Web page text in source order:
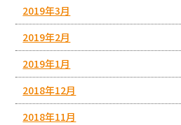
2019年3月
2019年2月
2019年1月
2018年12月
2018年11月